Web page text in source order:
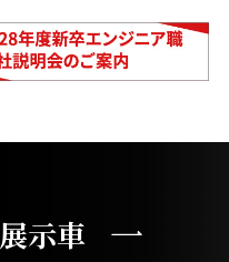
展示車